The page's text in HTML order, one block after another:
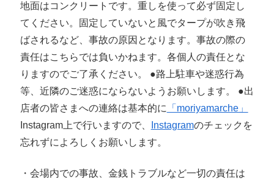
地面はコンクリートです。重しを使って必ず固定し
てください。固定していないと風でタープが吹き飛
ばされるなど、事故の原因となります。事故の際の
責任はこちらでは負いかねます。各個人の責任とな
りますのでご了承ください。 ●路上駐車や迷惑行為
等、近隣のご迷惑にならないようお願いします。 ●出
店者の皆さまへの連絡は基本的に 「moriyamarche」
Instagram上で行いますので、
Instagramのチェックを
忘れずによろしくお願いします。
・会場内での事故、金銭トラブルなど一切の責任は